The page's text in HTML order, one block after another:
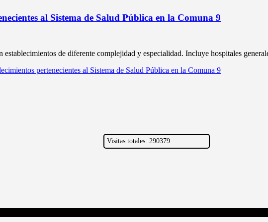
al Sistema de Salud Pública en la Comuna 9
de diferente complejidad y especialidad. Incluye hospitales
pertenecientes al Sistema de Salud Pública en la Comuna 9
Visitas totales: 290379